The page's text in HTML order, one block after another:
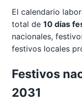
El calendario
total de 10 días
nacionales,
festivos locales
Festivos
2031